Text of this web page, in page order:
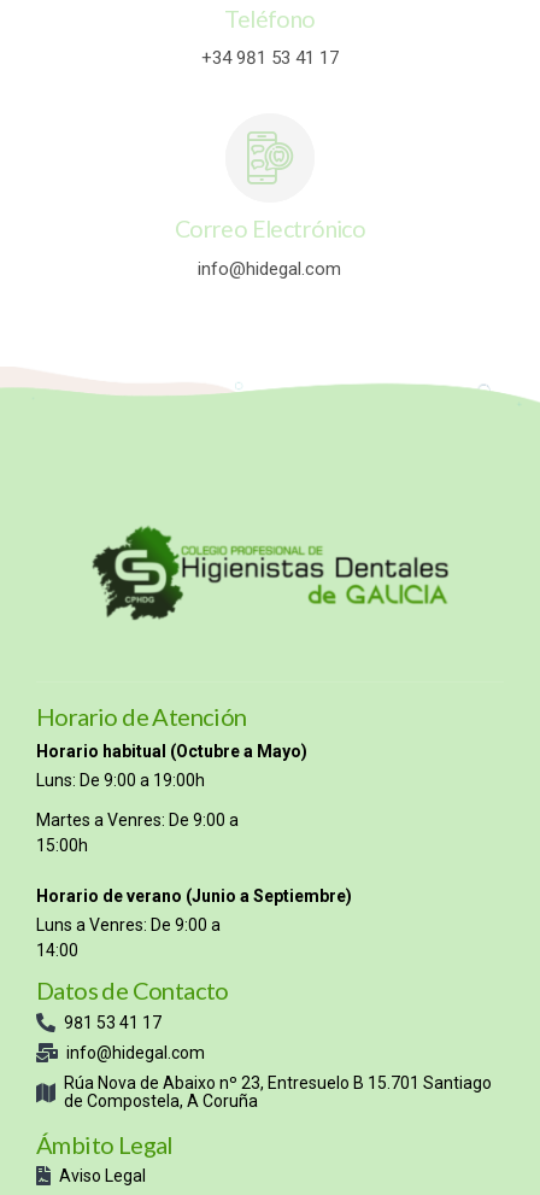
Teléfono
+34 981 53 41 17
Correo Electrónico
info@hidegal.com
Horario de Atención
Horario habitual (Octubre a Mayo)
Luns: De 9:00 a 19:00h
Martes a Venres: De 9:00 a
15:00h
Horario de verano (Junio a Septiembre)
Luns a Venres: De 9:00 a
14:00
Datos de Contacto
981 53 41 17
info@hidegal.com
Rúa Nova de Abaixo nº 23, Entresuelo B 15.701 Santiago
de Compostela, A Coruña
Ámbito Legal
Aviso Legal